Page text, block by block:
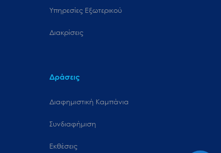
Υπηρεσίες Εξωτερικού
Διακρίσεις
Δράσεις
Διαφημιστική Καμπάνια
Συνδιαφήμιση
Εκθέσεις